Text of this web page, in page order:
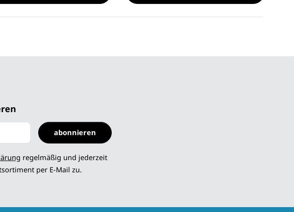
abonnieren
regelmäßig und jederzeit
per E-Mail zu.